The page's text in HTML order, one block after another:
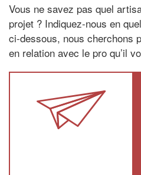
Vous ne savez pas quel
projet ? Indiquez-nous en
ci-dessous, nous cherchons
en relation avec le pro qu’il